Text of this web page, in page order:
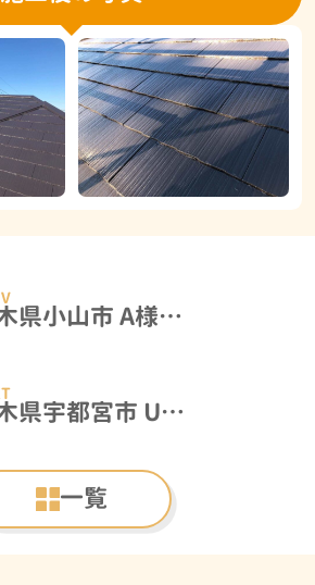
栃木県小山市 A様邸 外壁塗装工事
一覧
栃木県宇都宮市 U様邸 屋根塗装・外壁塗装工事